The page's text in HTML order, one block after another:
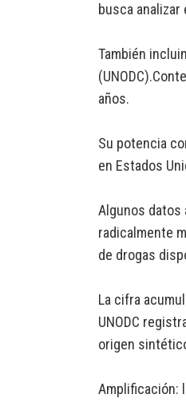
busca
También
años.
Su potencia
en Estados
Algunos datos
radicalmente
de drogas
La cifra
UNODC
origen
Amplificación: